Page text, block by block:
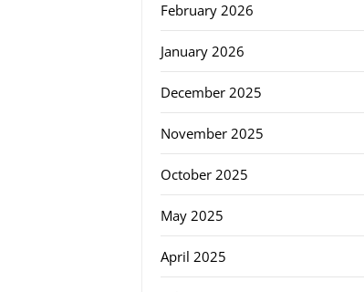
February 2026
January 2026
December 2025
November 2025
October 2025
May 2025
April 2025